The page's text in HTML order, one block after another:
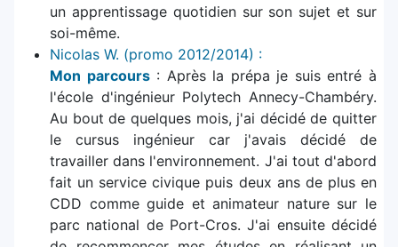
un apprentissage quotidien sur son sujet et sur
soi-même.
Nicolas W. (promo 2012/2014) :
Mon parcours: Après la prépa je suis entré à
l'école d'ingénieur Polytech Annecy-Chambéry.
Au bout de quelques mois, j'ai décidé de quitter
le cursus ingénieur car j'avais décidé de
travailler dans l'environnement. J'ai tout d'abord
fait un service civique puis deux ans de plus en
CDD comme guide et animateur nature sur le
parc national de Port-Cros. J'ai ensuite décidé